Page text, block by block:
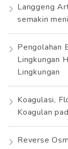
Langgeng
semakin
Pengolahan
Lingkungan
Lingkungan
Koagulasi,
Koagulan
Reverse